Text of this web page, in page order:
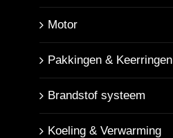
Motor
Pakkingen & Keerringen
Brandstof systeem
Koeling & Verwarming